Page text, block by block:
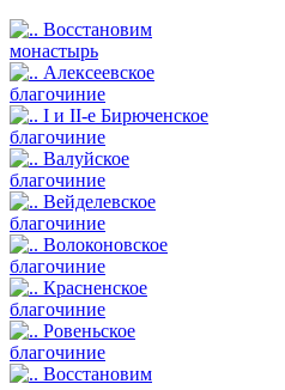
Восстановим
монастырь
Алексеевское
благочиние
I и II-е Бирюченское
благочиние
Валуйское
благочиние
Вейделевское
благочиние
Волоконовское
благочиние
Красненское
благочиние
Ровеньское
благочиние
Восстановим